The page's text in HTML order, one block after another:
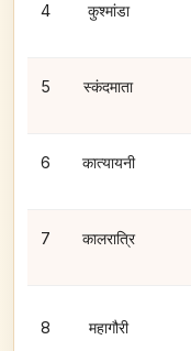
4 कुश्मांडा
5 स्कंदमाता
6 कात्यायनी
7 कालरात्रि
8 महागौरी